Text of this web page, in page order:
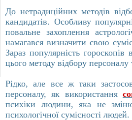
До нетрадиційних методів
кандидатів. Особливу
повальне захоплення
намагався визначити свою
Зараз популярність
цього методу відбору
Рідко, але все ж таки
персоналу, як використання
психіки людини, яка не
психологічної сумісності людей.